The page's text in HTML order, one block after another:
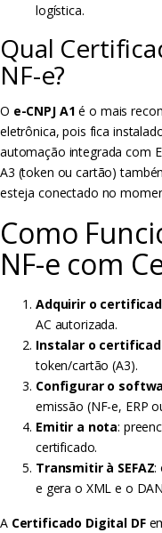
logística.
Qual
NF-e?
O e-CNPJ A1 é o mais
eletrônica, pois fica
automação integrada com
A3 (token ou cartão)
esteja conectado no
Como
NF-e com
Adquirir o
AC autorizada.
Instalar o
token/cartão (A3).
Configurar o
emissão (NF-e, ERP
Emitir a nota:
certificado.
Transmitir à SEFAZ:
e gera o XML e o
A Certificado Digital DF